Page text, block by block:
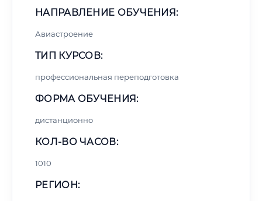
НАПРАВЛЕНИЕ ОБУЧЕНИЯ:
Авиастроение
ТИП КУРСОВ:
профессиональная переподготовка
ФОРМА ОБУЧЕНИЯ:
дистанционно
КОЛ-ВО ЧАСОВ:
1010
РЕГИОН: